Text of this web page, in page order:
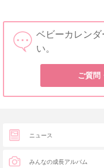
ベビーカレン
い。
ご質問
ニュース
みんなの成長アルバム